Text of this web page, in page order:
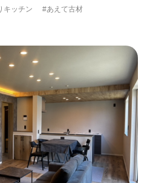
キッチン
#あえて古材